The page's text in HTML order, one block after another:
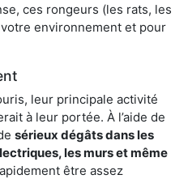
ces rongeurs (les rats, les
environnement et pour
leur principale activité
à leur portée. À l’aide de
sérieux dégâts dans les
les murs et même
être assez